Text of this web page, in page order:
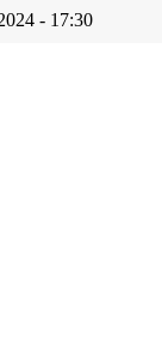
- 17:30